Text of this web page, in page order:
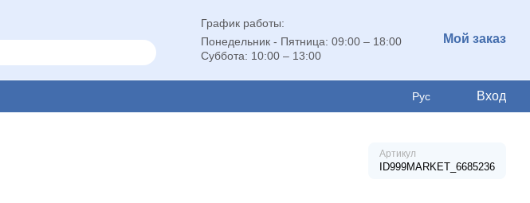
График работы:
Понедельник - Пятница: 09:00 – 18:00
Суббота: 10:00 – 13:00
Мой заказ
Рус Вход
Артикул
ID999MARKET_6685236